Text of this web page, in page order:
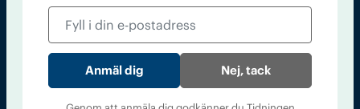
Accent
Nej, tack